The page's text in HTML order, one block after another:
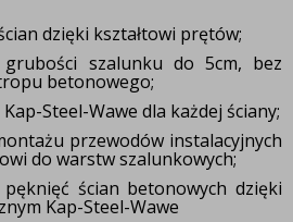
dzięki kształtowi prętów;
szalunku do 5cm, bez
betonowego;
Steel-Wawe dla każdej ściany;
przewodów instalacyjnych
do warstw szalunkowych;
ścian betonowych dzięki
Kap-Steel-Wawe